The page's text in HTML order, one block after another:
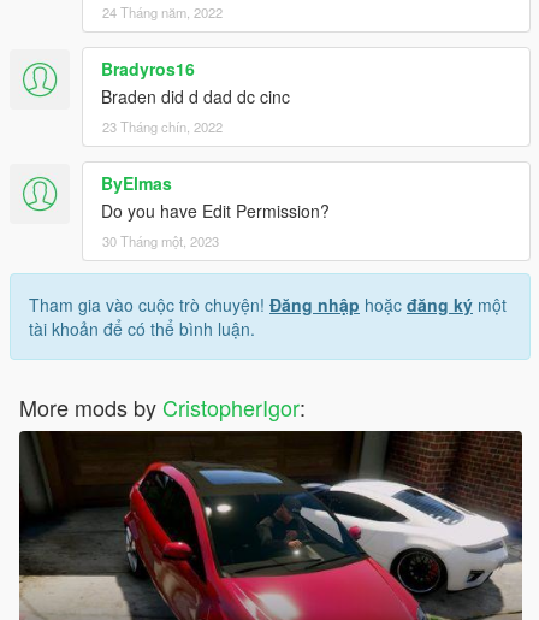
24 Tháng năm, 2022
Bradyros16
Braden did d dad dc cinc
23 Tháng chín, 2022
ByElmas
Do you have Edit Permission?
30 Tháng một, 2023
Tham gia vào cuộc trò chuyện! Đăng nhập hoặc đăng ký một
tài khoản để có thể bình luận.
More mods by CristopherIgor: